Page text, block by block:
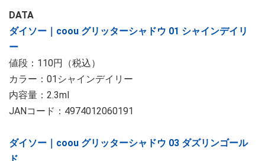
DATA
ダイソー｜coou グリッターシャドウ 01 シャインデイリ
ー
値段：110円（税込）
カラー：01シャインデイリー
内容量：2.3ml
JANコード：4974012060191
ダイソー｜coou グリッターシャドウ 03 ダズリンゴール
ド